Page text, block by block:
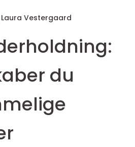
Laura Vestergaard
du